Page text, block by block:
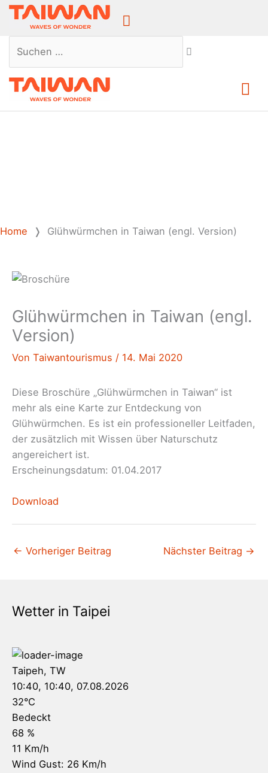
Above
Suchen …
Home ❭ Glühwürmchen in Taiwan (engl. Version)
Glühwürmchen in Taiwan (engl.
Version)
Von Taiwantourismus / 14. Mai 2020
Diese Broschüre „Glühwürmchen in Taiwan“ ist
mehr als eine Karte zur Entdeckung von
Glühwürmchen. Es ist ein professioneller Leitfaden,
der zusätzlich mit Wissen über Naturschutz
angereichert ist.
Erscheinungsdatum: 01.04.2017
Download
← Vorheriger Beitrag Nächster Beitrag →
Wetter in Taipei
Taipeh, TW
10:40, 10:40, 07.08.2026
32°C
Bedeckt
68 %
11 Km/h
Wind Gust: 26 Km/h